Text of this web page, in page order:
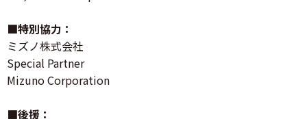
■特別協力：
ミズノ株式会社
Special Partner
Mizuno Corporation
■後援：